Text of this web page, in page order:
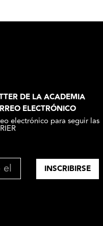
DE LA ACADEMIA
ELECTRÓNICO
electrónico para seguir las
INSCRIBIRSE